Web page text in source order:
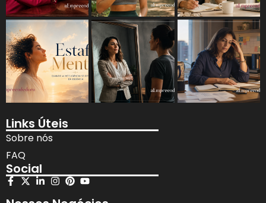
Links Úteis
Sobre nós
FAQ
Social